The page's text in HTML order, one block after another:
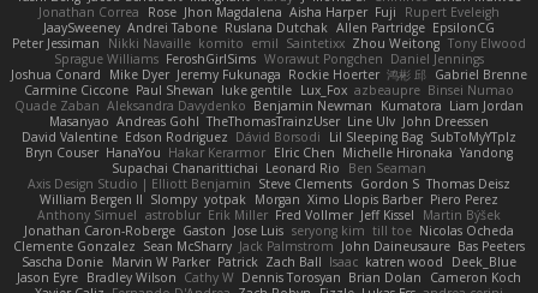
Jonathan Correa
Rose Jhon Magdalena Aisha Harper Fuji
Rupert Eveleigh
JaaySweeney Andrei Tabone Ruslana Dutchak Allen Partridge EpsilonCG
Peter Jessiman
Nikki Navaille komito emil Saintetixx Zhou Weitong Tony Elwood
Sprague Williams FeroshGirlSims Worawut Pongchen Daniel Jennings
Joshua Conard
Mike Dyer Jeremy Fukunaga Rockie Hoerter 鸿彬 邱 Gabriel Brenne
Carmine Ciccone Paul Shewan luke gentile Lux_Fox azbeaupre Binsei Numao
Quade Zaban Aleksandra Davydenko Benjamin Newman Kumatora Liam Jordan
Masanyao Andreas Gohl TheThomasTrainzUser Line Ulv John Dreessen
David Valentine Edson Rodriguez Dávid Borsodi Lil Sleeping Bag SubToMyYTplz
Bryn Couser HanaYou Hakar Kerarmor Elric Chen Michelle Hironaka Yandong
Supachai Chanarittichai Leonard Rio
Ben Seaman
Axis Design Studio | Elliott Benjamin Steve Clements Gordon S Thomas Deisz
William Bergen II Slompy yotpak Morgan Ximo Llopis Barber Piero Perez
Anthony Simuel astroblur Erik Miller Fred Vollmer Jeff Kissel
Martin Býšek
Jonathan Caron-Roberge Gaston Jose Luis seryong kim till toe Nicolas Ocheda
Clemente Gonzalez Sean McSharry Jack Palmstrom John Daineusaure Bas Peeters
Sascha Donie Marvin W Parker Patrick Zach Ball Isaac katren wood
Deek_Blue
Jason Eyre Bradley Wilson Cathy W Dennis Torosyan Brian Dolan
Cameron Koch